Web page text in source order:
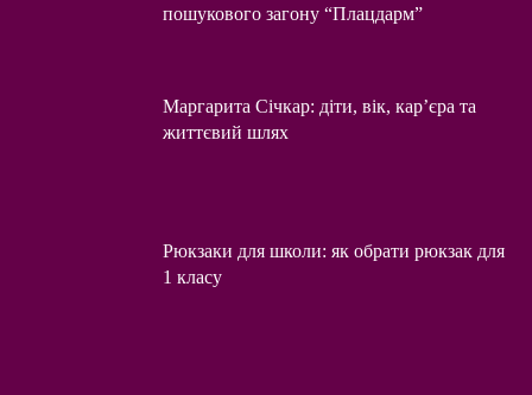
пошукового загону “Плацдарм”
Маргарита Січкар: діти, вік, кар’єра та
життєвий шлях
Рюкзаки для школи: як обрати рюкзак для
1 класу